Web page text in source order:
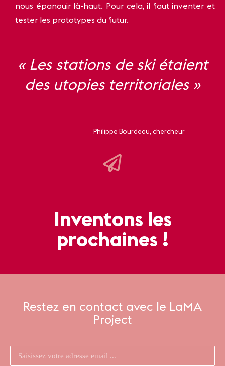
nous épanouir là-haut. Pour cela, il faut inventer et
tester les prototypes du futur.
« Les stations de ski étaient
des utopies territoriales »
Philippe Bourdeau, chercheur
Inventons les
prochaines !
Restez en contact avec le LaMA
Project